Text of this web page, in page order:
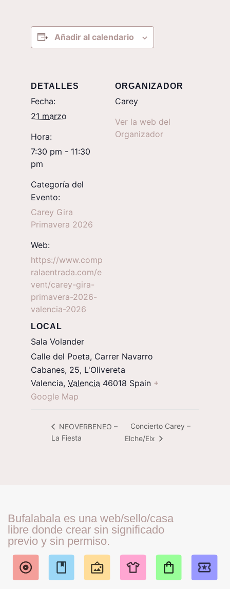
Añadir al calendario
DETALLES
Fecha:
21 marzo
Hora:
7:30 pm - 11:30
pm
Categoría del
Evento:
Carey Gira
Primavera 2026
Web:
https://www.comp
ralaentrada.com/e
vent/carey-gira-
primavera-2026-
valencia-2026
LOCAL
Sala Volander
Calle del Poeta, Carrer Navarro
Cabanes, 25, L'Olivereta
Valencia, Valencia 46018 Spain +
Google Map
ORGANIZADOR
Carey
Ver la web del
Organizador
NEOVERBENEO –
La Fiesta
Concierto Carey –
Elche/Elx
Bufalabala es una web/sello/casa
libre donde crear sin significado
previo y sin permiso.